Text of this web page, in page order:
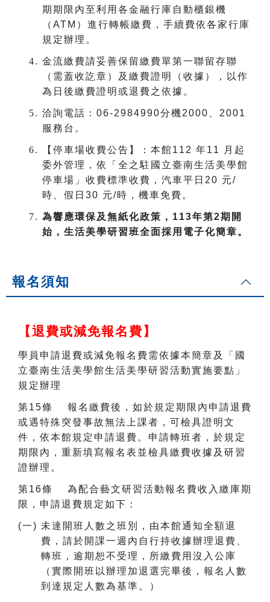
期期限內至利用各金融行庫自動櫃銀機
（ ATM ）進行轉帳繳費，手續費依各家行庫
規定辦理。
金流繳費請妥善保留繳費單第一聯留存聯
（需蓋收訖章）及繳費證明（收據），以作
為日後繳費證明或退費之依據。
洽詢電話： 06-2984990分機2000
2001
服務台。
【停車場收費公告】：本館112 年11
月起
委外管理，依「全之駐國立臺南生活美學館
停車場」收費標準收費，汽車平日 20 元/
時、假日 30 元/時，機車免費。
為響應環保及無紙化政策， 113年第2期開
始，生活美學研習班全面採用電子化簡章。
報名須知
【退費或減免報名費】
學員申請退費或減免報名費需依據本簡章及「國
立臺南生活美學館生活美學研習活動實施要點」
規定辦理
第15條 報名繳費後，如於規定期限內申請退費
或遇特殊突發事故無法上課者，可檢具證明文
件，依本館規定申請退費。申請轉班者，於規定
期限內，重新填寫報名表並檢具繳費收據及研習
證辦理。
第16條 為配合藝文研習活動報名費收入繳庫期
限，申請退費規定如下：
(一) 未達開班人數之班別，由本館通知全額退
費，請於開課一週內自行持收據辦理退費、
轉班，逾期恕不受理，所繳費用沒入公庫
（實際開班以辦理加退選完畢後，報名人數
到達規定人數為基準。）